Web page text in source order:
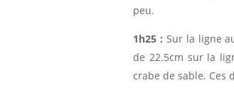
peu.
1h25 : Sur la ligne
de 22.5cm sur la
crabe de sable. Ces